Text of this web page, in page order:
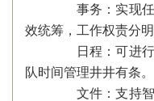
事务：实现任
效统筹，工作权责分明
日程：可进行
队时间管理井井有条。
文件：支持智